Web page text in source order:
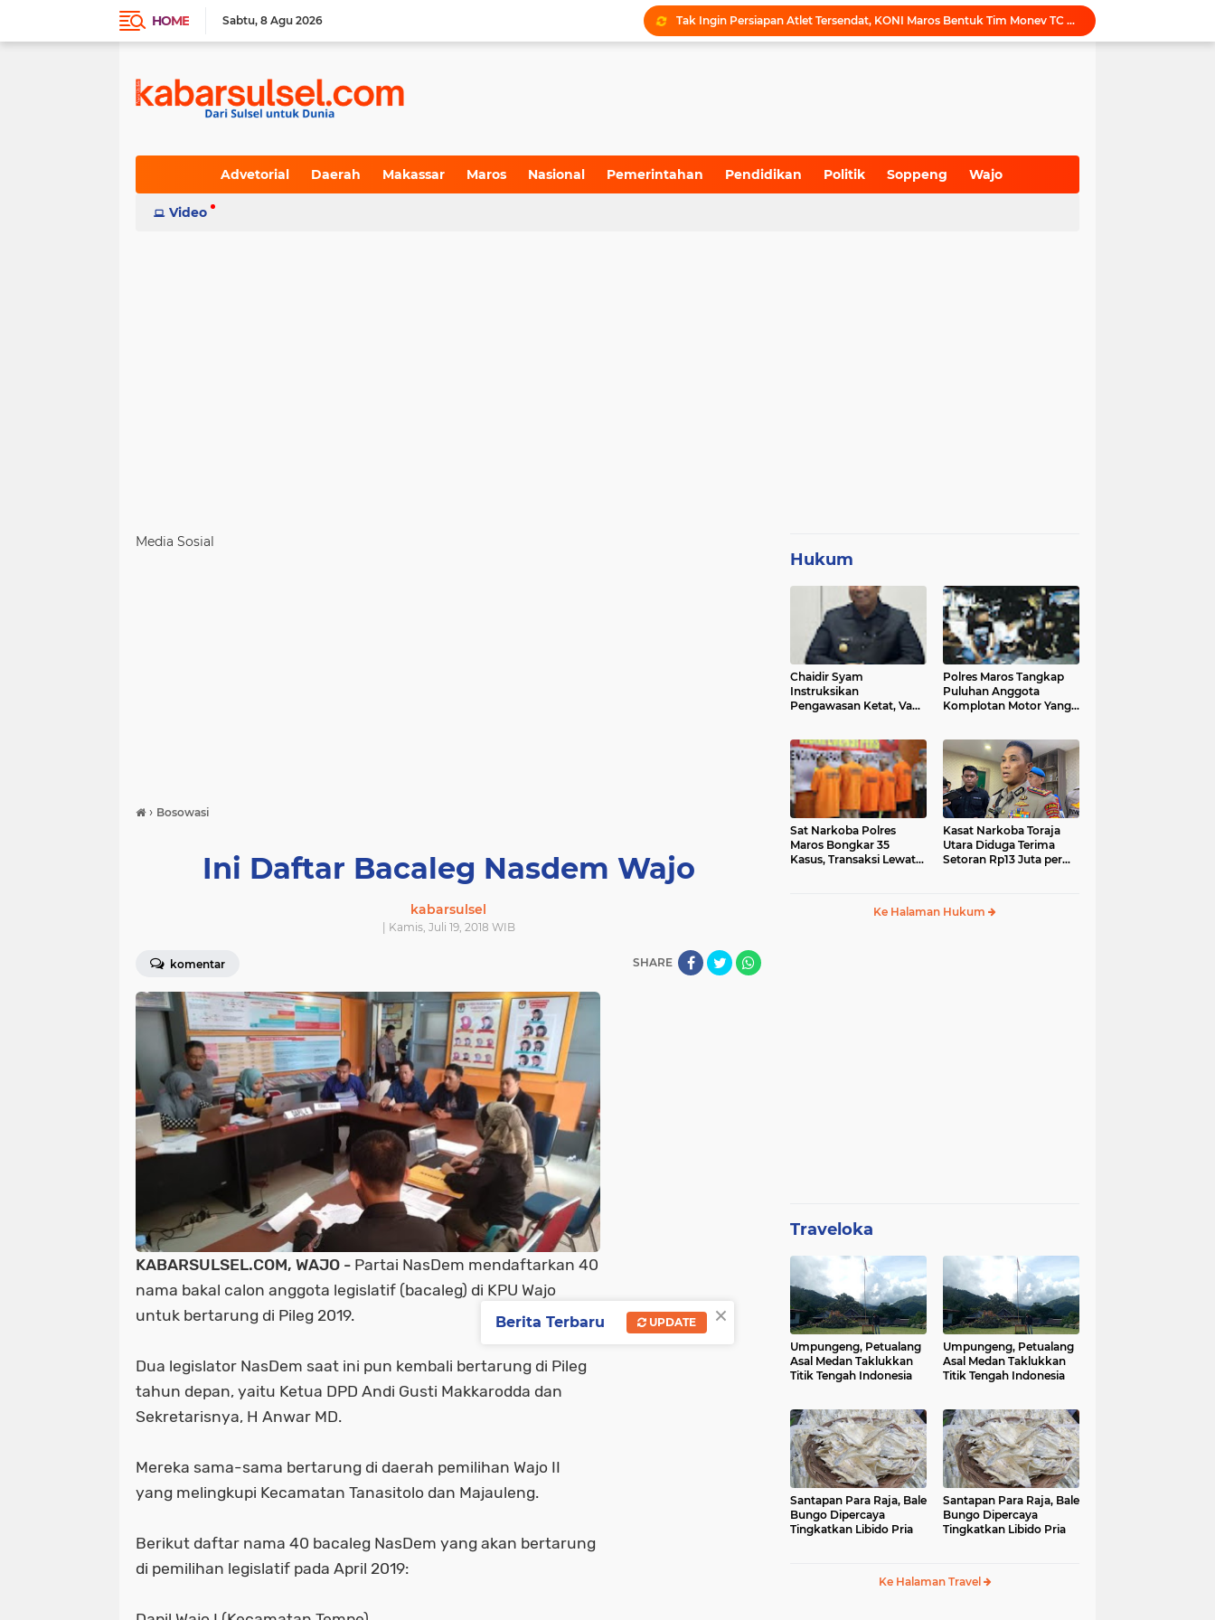
HOME Sabtu 8 Agu 2026
Tak Ingin Persiapan Atlet Tersendat, KONI Maros Bentuk Tim Monev TC Porprov
Maros Rayakan Hari Pramuka Lebih Awal, 48 Pramuka Siap Bertarung di Jamnas 2026
Inovasi SiAKSES Sekwan Makassar, Notifikasi Transaksi Keuangan Masuk di Kantong Dewan Hitungan Detik
Indeks
Advetorial Daerah Makassar Maros Nasional Pemerintahan Pendidikan Politik Soppeng Wajo
Video
Media Sosial
› Bosowasi
Ini Daftar Bacaleg Nasdem Wajo
kabarsulsel
| Kamis, Juli 19, 2018 WIB
komentar SHARE
KABARSULSEL.COM, WAJO - Partai NasDem mendaftarkan 40
nama bakal calon anggota legislatif (bacaleg) di KPU Wajo
untuk bertarung di Pileg 2019.
Dua legislator NasDem saat ini pun kembali bertarung di Pileg
tahun depan, yaitu Ketua DPD Andi Gusti Makkarodda dan
Sekretarisnya, H Anwar MD.
Mereka sama-sama bertarung di daerah pemilihan Wajo II
yang melingkupi Kecamatan Tanasitolo dan Majauleng.
Berikut daftar nama 40 bacaleg NasDem yang akan bertarung
di pemilihan legislatif pada April 2019:
Hukum
Chaidir Syam
Instruksikan
Pengawasan Ketat, Vape
Polres Maros Tangkap
Puluhan Anggota
Komplotan Motor Yang
Sat Narkoba Polres
Maros Bongkar 35
Kasus, Transaksi Lewat
Kasat Narkoba Toraja
Utara Diduga Terima
Setoran Rp13 Juta per
Ke Halaman Hukum
Traveloka
Umpungeng, Petualang
Asal Medan Taklukkan
Titik Tengah Indonesia
Umpungeng, Petualang
Asal Medan Taklukkan
Titik Tengah Indonesia
Santapan Para Raja, Bale
Bungo Dipercaya
Tingkatkan Libido Pria
Santapan Para Raja, Bale
Bungo Dipercaya
Tingkatkan Libido Pria
Ke Halaman Travel
×
Berita Terbaru UPDATE